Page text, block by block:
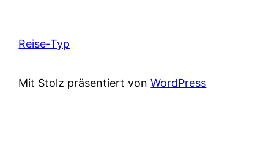
Reise-Typ
Mit Stolz präsentiert vonWordPress